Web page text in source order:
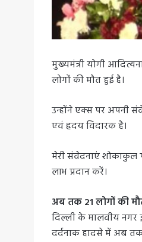
मुख्यमंत्री योगी
लोगों की मौत हुई है।
उन्होंने एक्स पर अपनी
एवं हृदय विदारक है।
मेरी संवेदनाएं शोकाकुल
लाभ प्रदान करें।
अब तक 21 लोगों की
दिल्ली के मालवीय
दर्दनाक हादसे में अब